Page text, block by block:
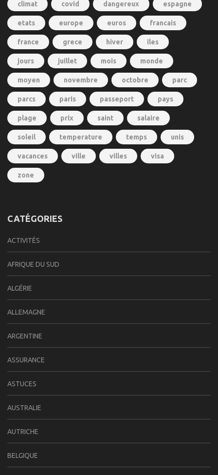
climat covid dangereux espagne
etats europe euros francais
france grece hiver iles
jours juillet mois monde
moyen novembre octobre parc
parcs paris passeport pays
plage prix saint salaire
soleil temperature temps unis
vacances ville villes visa
zone
CATÉGORIES
ACTIVITÉS
AFRIQUE DU SUD
ALGÉRIE
ALLEMAGNE
ARGENTINE
ASSURANCE
ASTUCES
AUSTRALIE
AUTRICHE
BELGIQUE